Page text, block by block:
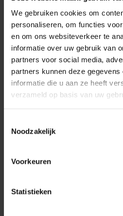
We gebruiken cookies om
personaliseren, om functies
en om ons websiteverkeer te
informatie over uw gebruik van
partners voor social media,
partners kunnen deze
informatie die u aan ze heeft
verzameld op basis van uw
Noodzakelijk
Voorkeuren
Statistieken
voor vier weken een
apotheek.
Compleet metopdrachten
praktijkgevallen zijn
bereiden van geneesmiddelen,
wachtdienst verzekeren, de
patiënten optimaliseren via
zo veel meer. Daarnaast werk
economische aspect van deze
podcasts, sociale media,
Maak je eens een fout? Niet
eenmooie kans om uit je